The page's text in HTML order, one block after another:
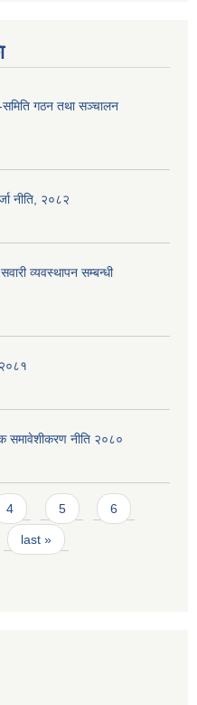
समिति गठन तथा सञ्चालन
नीति, २०८२
व्यवस्थापन सम्बन्धी
२०८१
समावेशीकरण नीति २०८०
4 5 6
last »